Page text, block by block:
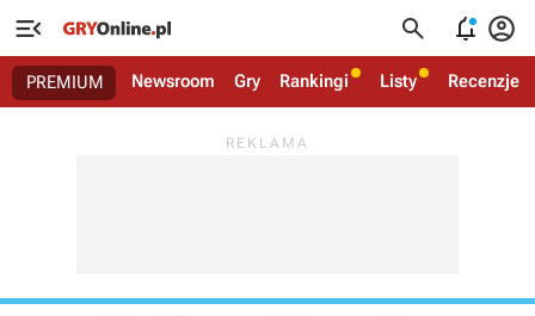
   
PREMIUM Newsroom Gry Rankingi Listy Recenzje